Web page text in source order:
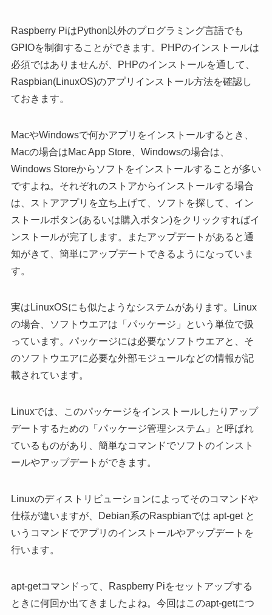
Raspberry PiはPython以外のプログラミング言語でも
GPIOを制御することができます。PHPのインストールは
必須ではありませんが、PHPのインストールを通して、
Raspbian(LinuxOS)のアプリインストール方法を確認し
ておきます。
MacやWindowsで何かアプリをインストールするとき、
Macの場合はMac App Store、Windowsの場合は、
Windows Storeからソフトをインストールすることが多い
ですよね。それぞれのストアからインストールする場合
は、ストアアプリを立ち上げて、ソフトを探して、イン
ストールボタン(あるいは購入ボタン)をクリックすればイ
ンストールが完了します。またアップデートがあると通
知がきて、簡単にアップデートできるようになっていま
す。
実はLinuxOSにも似たようなシステムがあります。Linux
の場合、ソフトウエアは「パッケージ」という単位で扱
っています。パッケージには必要なソフトウエアと、そ
のソフトウエアに必要な外部モジュールなどの情報が記
載されています。
Linuxでは、このパッケージをインストールしたりアップ
デートするための「パッケージ管理システム」と呼ばれ
ているものがあり、簡単なコマンドでソフトのインスト
ールやアップデートができます。
Linuxのディストリビューションによってそのコマンドや
仕様が違いますが、Debian系のRaspbianでは apt-get と
いうコマンドでアプリのインストールやアップデートを
行います。
apt-getコマンドって、Raspberry Piをセットアップする
ときに何回か出てきましたよね。今回はこのapt-getにつ